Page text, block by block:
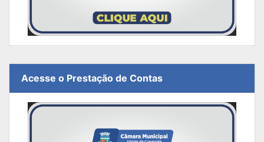
Acesse o Prestação de Contas